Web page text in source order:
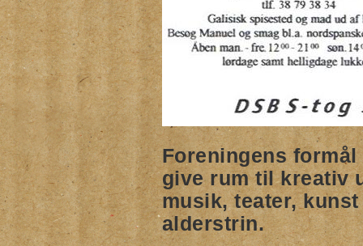
Foreningens formål
give rum til kreativ
musik, teater,
alderstrin.